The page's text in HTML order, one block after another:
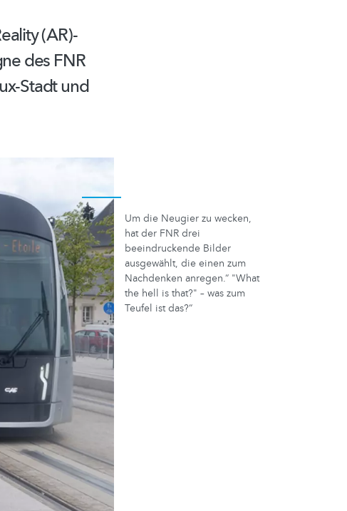
(AR)-
des FNR
Stadt und
Um die Neugier zu wecken,
hat der FNR drei
beeindruckende Bilder
ausgewählt, die einen zum
Nachdenken anregen.“ "What
the hell is that?" – was zum
Teufel ist das?“